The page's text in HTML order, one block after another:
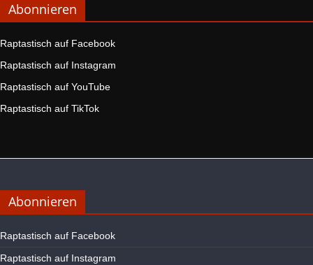
Abonnieren
Raptastisch auf Facebook
Raptastisch auf Instagram
Raptastisch auf YouTube
Raptastisch auf TikTok
Abonnieren
Raptastisch auf Facebook
Raptastisch auf Instagram